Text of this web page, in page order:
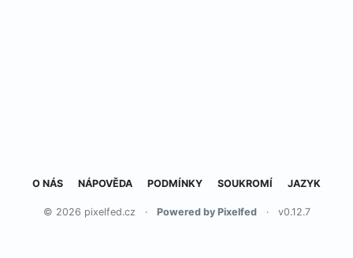
O NÁS NÁPOVĚDA PODMÍNKY SOUKROMÍ JAZYK
© 2026 pixelfed.cz · Powered by Pixelfed · v0.12.7